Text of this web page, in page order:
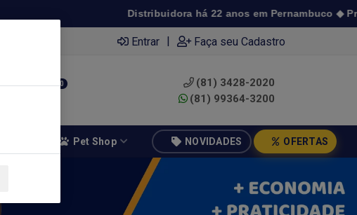
Distribuidora há 22 anos em Pernambuco ◆ Preço de atacado
Entrar | Faça seu Cadastro
0
(81) 3428-2020
(81) 99364-3200
Pet Shop NOVIDADES OFERTAS